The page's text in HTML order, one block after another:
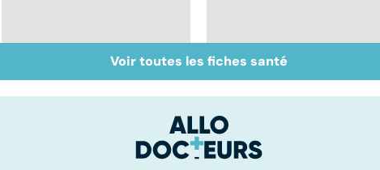
Tout savoir sur les
infections
Inflammation des
amygdales : que faire
Voir toutes les fiches santé